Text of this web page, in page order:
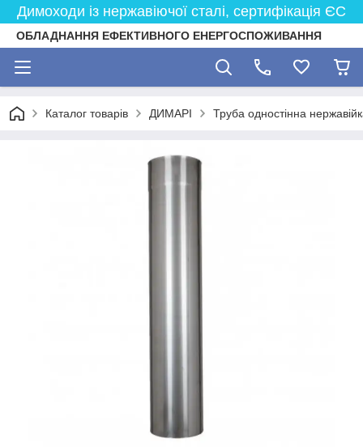
Димоходи із нержавіючої сталі, сертифікація ЄС
ОБЛАДНАННЯ ЕФЕКТИВНОГО ЕНЕРГОСПОЖИВАННЯ
Каталог товарів ДИМАРІ Труба одностінна